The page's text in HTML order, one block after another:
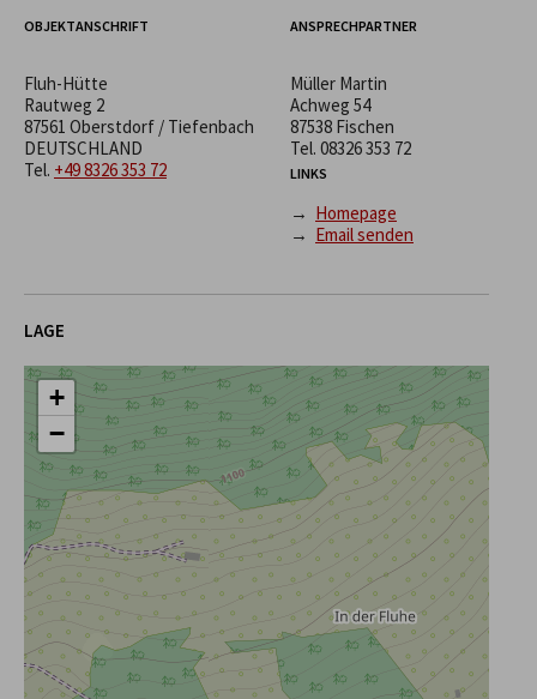
OBJEKTANSCHRIFT
Fluh-Hütte
Rautweg 2
87561 Oberstdorf / Tiefenbach
DEUTSCHLAND
Tel. +49 8326 353 72
ANSPRECHPARTNER
Müller Martin
Achweg 54
87538 Fischen
Tel. 08326 353 72
LINKS
→ Homepage
→ Email senden
LAGE
+
−